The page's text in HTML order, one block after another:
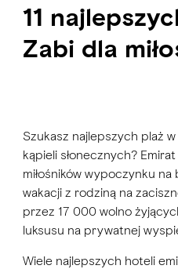
11
Zabi dla
Szukasz najlepszych plaż
kąpieli słonecznych?
miłośników wypoczynku na
wakacji z rodziną na
przez 17 000 wolno
luksusu na prywatnej
Wiele najlepszych hoteli